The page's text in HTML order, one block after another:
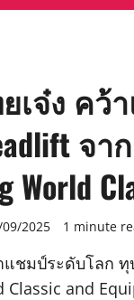
เจ๋ง ค
จา
World
2025 1 minute
แชมป์ระดับโลก
Classic and